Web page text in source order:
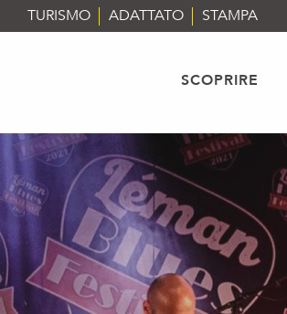
Aller
au
TURISMO ADATTATO STAMPA
SCOPRIRE